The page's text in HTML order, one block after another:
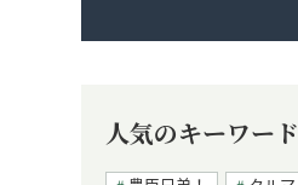
人気のキーワード